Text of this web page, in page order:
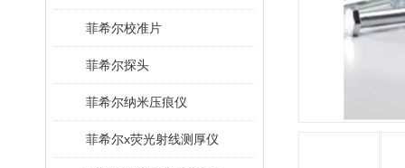
菲希尔校准片
菲希尔探头
菲希尔纳米压痕仪
菲希尔x荧光射线测厚仪